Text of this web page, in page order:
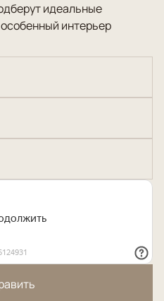
идеальные
интерьер